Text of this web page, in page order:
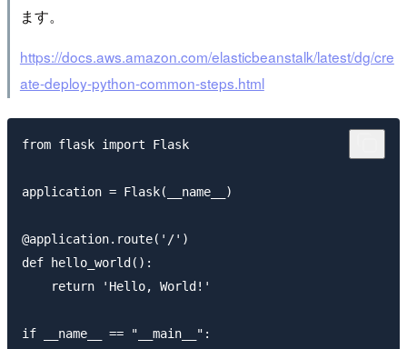
ます。
https://docs.aws.amazon.com/elasticbeanstalk/latest/dg/cre
ate-deploy-python-common-steps.html
from flask import Flask
application = Flask(__name__)
@application.route('/')
def hello_world():
    return 'Hello, World!'
if __name__ == "__main__":